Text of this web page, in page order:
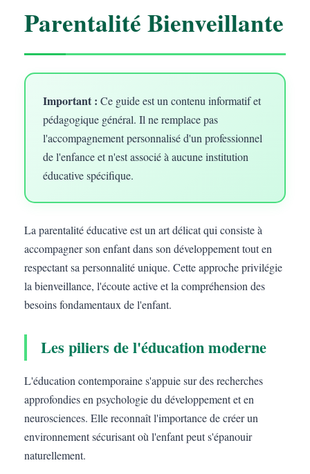
Parentalité Bienveillante
Important : Ce guide est un contenu informatif et
pédagogique général. Il ne remplace pas
l'accompagnement personnalisé d'un professionnel
de l'enfance et n'est associé à aucune institution
éducative spécifique.
La parentalité éducative est un art délicat qui consiste à
accompagner son enfant dans son développement tout en
respectant sa personnalité unique. Cette approche privilégie
la bienveillance, l'écoute active et la compréhension des
besoins fondamentaux de l'enfant.
Les piliers de l'éducation moderne
L'éducation contemporaine s'appuie sur des recherches
approfondies en psychologie du développement et en
neurosciences. Elle reconnaît l'importance de créer un
environnement sécurisant où l'enfant peut s'épanouir
naturellement.